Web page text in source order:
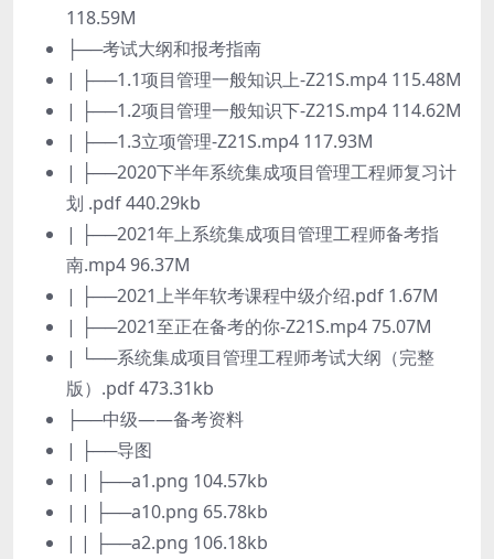
118.59M
├──考试大纲和报考指南
| ├──1.1项目管理一般知识上-Z21S.mp4 115.48M
| ├──1.2项目管理一般知识下-Z21S.mp4 114.62M
| ├──1.3立项管理-Z21S.mp4 117.93M
| ├──2020下半年系统集成项目管理工程师复习计
划 .pdf 440.29kb
| ├──2021年上系统集成项目管理工程师备考指
南.mp4 96.37M
| ├──2021上半年软考课程中级介绍.pdf 1.67M
| ├──2021至正在备考的你-Z21S.mp4 75.07M
| └──系统集成项目管理工程师考试大纲（完整
版）.pdf 473.31kb
├──中级——备考资料
| ├──导图
| | ├──a1.png 104.57kb
| | ├──a10.png 65.78kb
| | ├──a2.png 106.18kb